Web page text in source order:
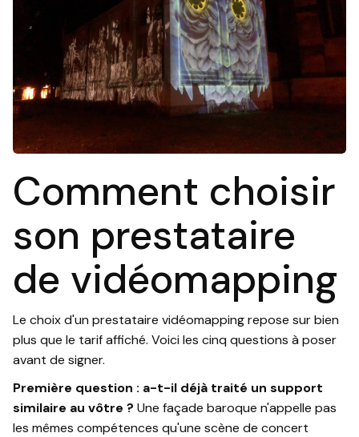
Comment choisir
son prestataire
de vidéomapping
Le choix d'un prestataire vidéomapping repose sur bien
plus que le tarif affiché. Voici les cinq questions à poser
avant de signer.
Première question : a-t-il déjà traité un support
similaire au vôtre ? Une façade baroque n'appelle pas
les mêmes compétences qu'une scène de concert